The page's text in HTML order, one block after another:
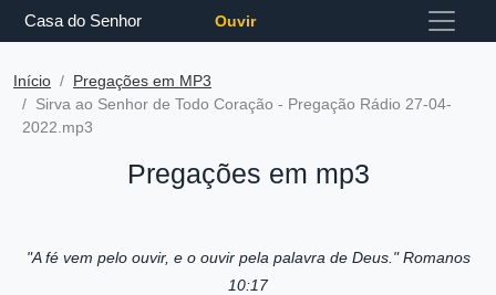
Casa do Senhor Ouvir
Início
Pregações em MP3
Sirva ao Senhor de Todo Coração - Pregação Rádio 27-04-
2022.mp3
Pregações em mp3
"A fé vem pelo ouvir, e o ouvir pela palavra de Deus."Romanos
10:17